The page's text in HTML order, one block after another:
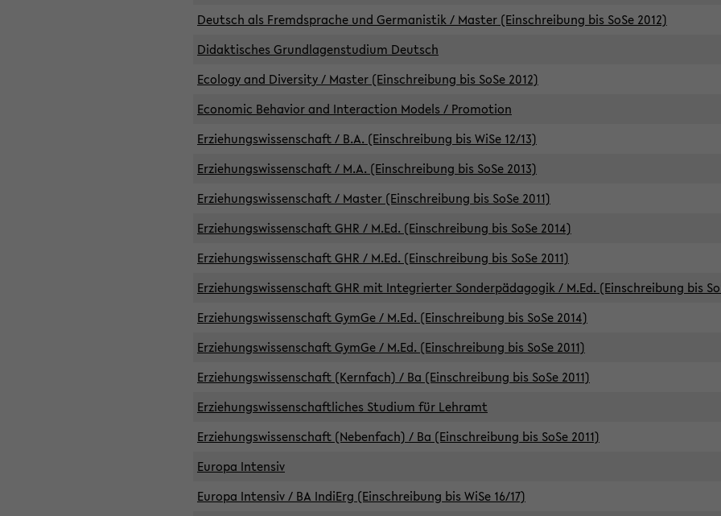
Deutsch als Fremdsprache und Germanistik / Master (Einschreibung bis SoSe 2012)
Didaktisches Grundlagenstudium Deutsch
Ecology and Diversity / Master (Einschreibung bis SoSe 2012)
Economic Behavior and Interaction Models / Promotion
Erziehungswissenschaft / B.A. (Einschreibung bis WiSe 12/13)
Erziehungswissenschaft / M.A. (Einschreibung bis SoSe 2013)
Erziehungswissenschaft / Master (Einschreibung bis SoSe 2011)
Erziehungswissenschaft GHR / M.Ed. (Einschreibung bis SoSe 2014)
Erziehungswissenschaft GHR / M.Ed. (Einschreibung bis SoSe 2011)
Erziehungswissenschaft GHR mit Integrierter Sonderpädagogik / M.Ed. (Einschreibung bis
Erziehungswissenschaft GymGe / M.Ed. (Einschreibung bis SoSe 2014)
Erziehungswissenschaft GymGe / M.Ed. (Einschreibung bis SoSe 2011)
Erziehungswissenschaft (Kernfach) / Ba (Einschreibung bis SoSe 2011)
Erziehungswissenschaftliches Studium für Lehramt
Erziehungswissenschaft (Nebenfach) / Ba (Einschreibung bis SoSe 2011)
Europa Intensiv
Europa Intensiv / BA IndiErg (Einschreibung bis WiSe 16/17)